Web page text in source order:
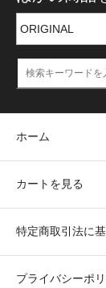
ホーム
カートを見る
特定商取引法に
プライバシーポ